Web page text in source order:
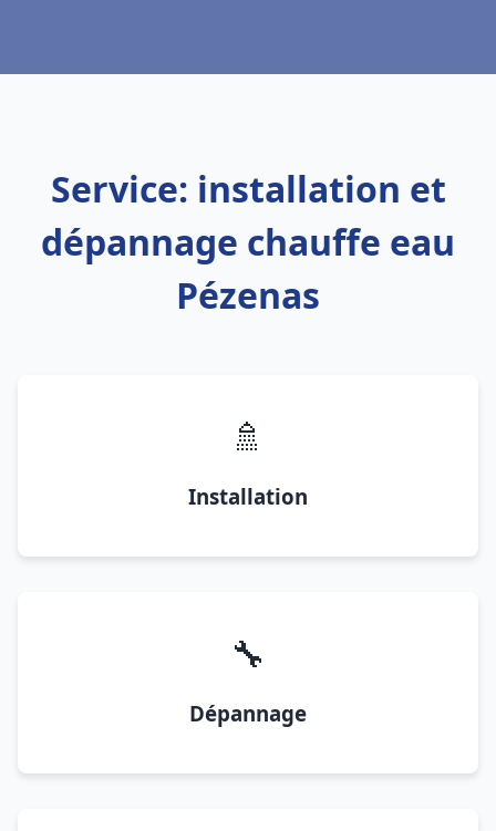
Service: installation et
dépannage chauffe eau
Pézenas
🚿
Installation
🔧
Dépannage